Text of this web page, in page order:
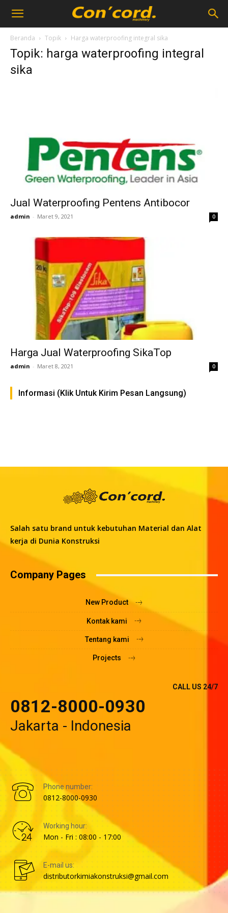
Beranda Topik Harga waterproofing integral sika
Topik: harga waterproofing integral
sika
Jual Waterproofing Pentens Antibocor
admin - Maret 9, 2021 0
Harga Jual Waterproofing SikaTop
admin - Maret 8, 2021 0
Informasi (Klik Untuk Kirim Pesan Langsung)
Salah satu brand untuk kebutuhan Material dan Alat
kerja di Dunia Konstruksi
Company Pages
New Product
Kontak kami
Tentang kami
Projects
CALL US 24/7
0812-8000-0930
Jakarta - Indonesia
Phone number:
0812-8000-0930
Working hour:
Mon - Fri : 08:00 - 17:00
E-mail us:
distributorkimiakonstruksi@gmail.com